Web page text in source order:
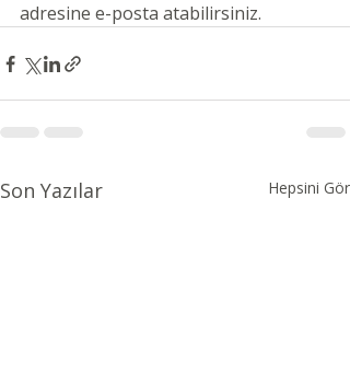
adresine e-posta atabilirsiniz.
Son Yazılar Hepsini Gör